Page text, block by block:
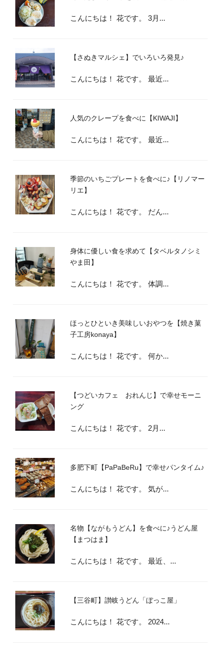
こんにちは！ 花です。 3月...
【さぬきマルシェ】でいろいろ発見♪
こんにちは！ 花です。 最近...
人気のクレープを食べに【KIWAJI】
こんにちは！ 花です。 最近...
季節のいちごプレートを食べに♪【リノマー
リエ】
こんにちは！ 花です。 だん...
身体に優しい食を求めて【タベルタノシミ
やま田】
こんにちは！ 花です。 体調...
ほっとひといき美味しいおやつを【焼き菓
子工房konaya】
こんにちは！ 花です。 何か...
【つどいカフェ おれんじ】で幸せモーニ
ング
こんにちは！ 花です。 2月...
多肥下町【PaPaBeRu】で幸せパンタイム♪
こんにちは！ 花です。 気が...
名物【ながもうどん】を食べに♪うどん屋
【まつはま】
こんにちは！ 花です。 最近、...
【三谷町】讃岐うどん「ぼっこ屋」
こんにちは！ 花です。 2024...